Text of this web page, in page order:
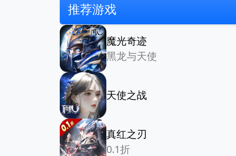
推荐游戏
魔光奇迹
黑龙与天使
天使之战
真红之刃
0.1折